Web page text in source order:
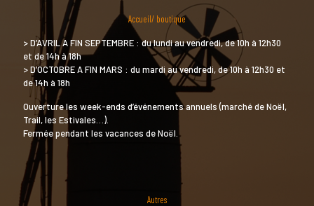
Accueil/ boutique
> D’AVRIL A FIN SEPTEMBRE : du lundi au vendredi, de 10h à 12h30
et de 14h à 18h
> D’OCTOBRE A FIN MARS : du mardi au vendredi, de 10h à 12h30 et
de 14h à 18h
Ouverture les week-ends d’événements annuels (marché de Noël,
Trail, les Estivales…).
Fermée pendant les vacances de Noël.
Autres